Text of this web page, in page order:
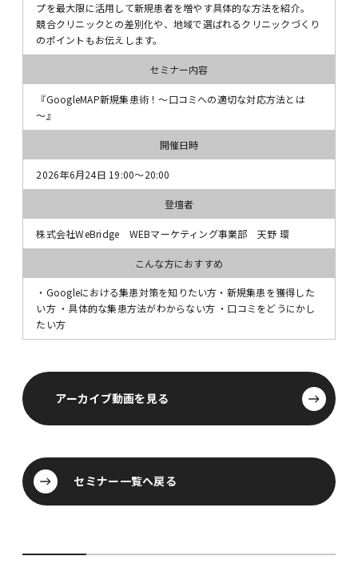
プを最大限に活用して新規患者を増やす具体的な方法を紹介。
競合クリニックとの差別化や、地域で選ばれるクリニックづくり
のポイントもお伝えします。
セミナー内容
『GoogleMAP新規集患術！～口コミへの適切な対応方法とは
～』
開催日時
2026年6月24日 19:00〜20:00
登壇者
株式会社WeBridge WEBマーケティング事業部 天野 環
こんな方におすすめ
・Googleにおける集患対策を知りたい方・新規集患を獲得した
い方 ・具体的な集患方法がわからない方 ・口コミをどうにかし
たい方
アーカイブ動画を見る
セミナー一覧へ戻る
セミナー一覧へ戻る